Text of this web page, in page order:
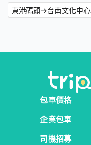
東港碼頭→台南文化中心
包車價格
企業包車
司機招募